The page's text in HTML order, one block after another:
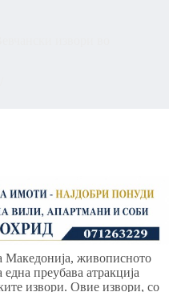
Македонија, живописното
преубава атракција
извори. Овие извори, со